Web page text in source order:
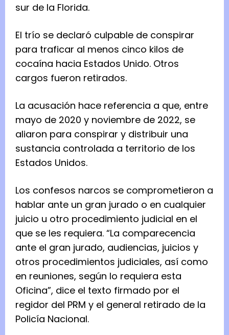
sur de la Florida.
El trío se declaró culpable de conspirar
para traficar al menos cinco kilos de
cocaína hacia Estados Unido. Otros
cargos fueron retirados.
La acusación hace referencia a que, entre
mayo de 2020 y noviembre de 2022, se
aliaron para conspirar y distribuir una
sustancia controlada a territorio de los
Estados Unidos.
Los confesos narcos se comprometieron a
hablar ante un gran jurado o en cualquier
juicio u otro procedimiento judicial en el
que se les requiera. “La comparecencia
ante el gran jurado, audiencias, juicios y
otros procedimientos judiciales, así como
en reuniones, según lo requiera esta
Oficina”, dice el texto firmado por el
regidor del PRM y el general retirado de la
Policía Nacional.